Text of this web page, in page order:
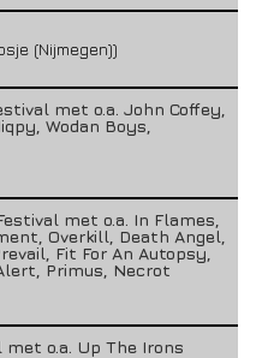
(Nijmegen))
met o.a. John Coffey,
Wodan Boys,
met o.a. In Flames,
Overkill, Death Angel,
Fit For An Autopsy,
Primus, Necrot
o.a. Up The Irons